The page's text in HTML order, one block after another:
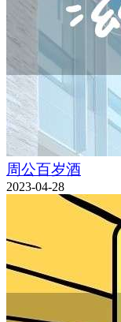
周公百岁酒
2023-04-28